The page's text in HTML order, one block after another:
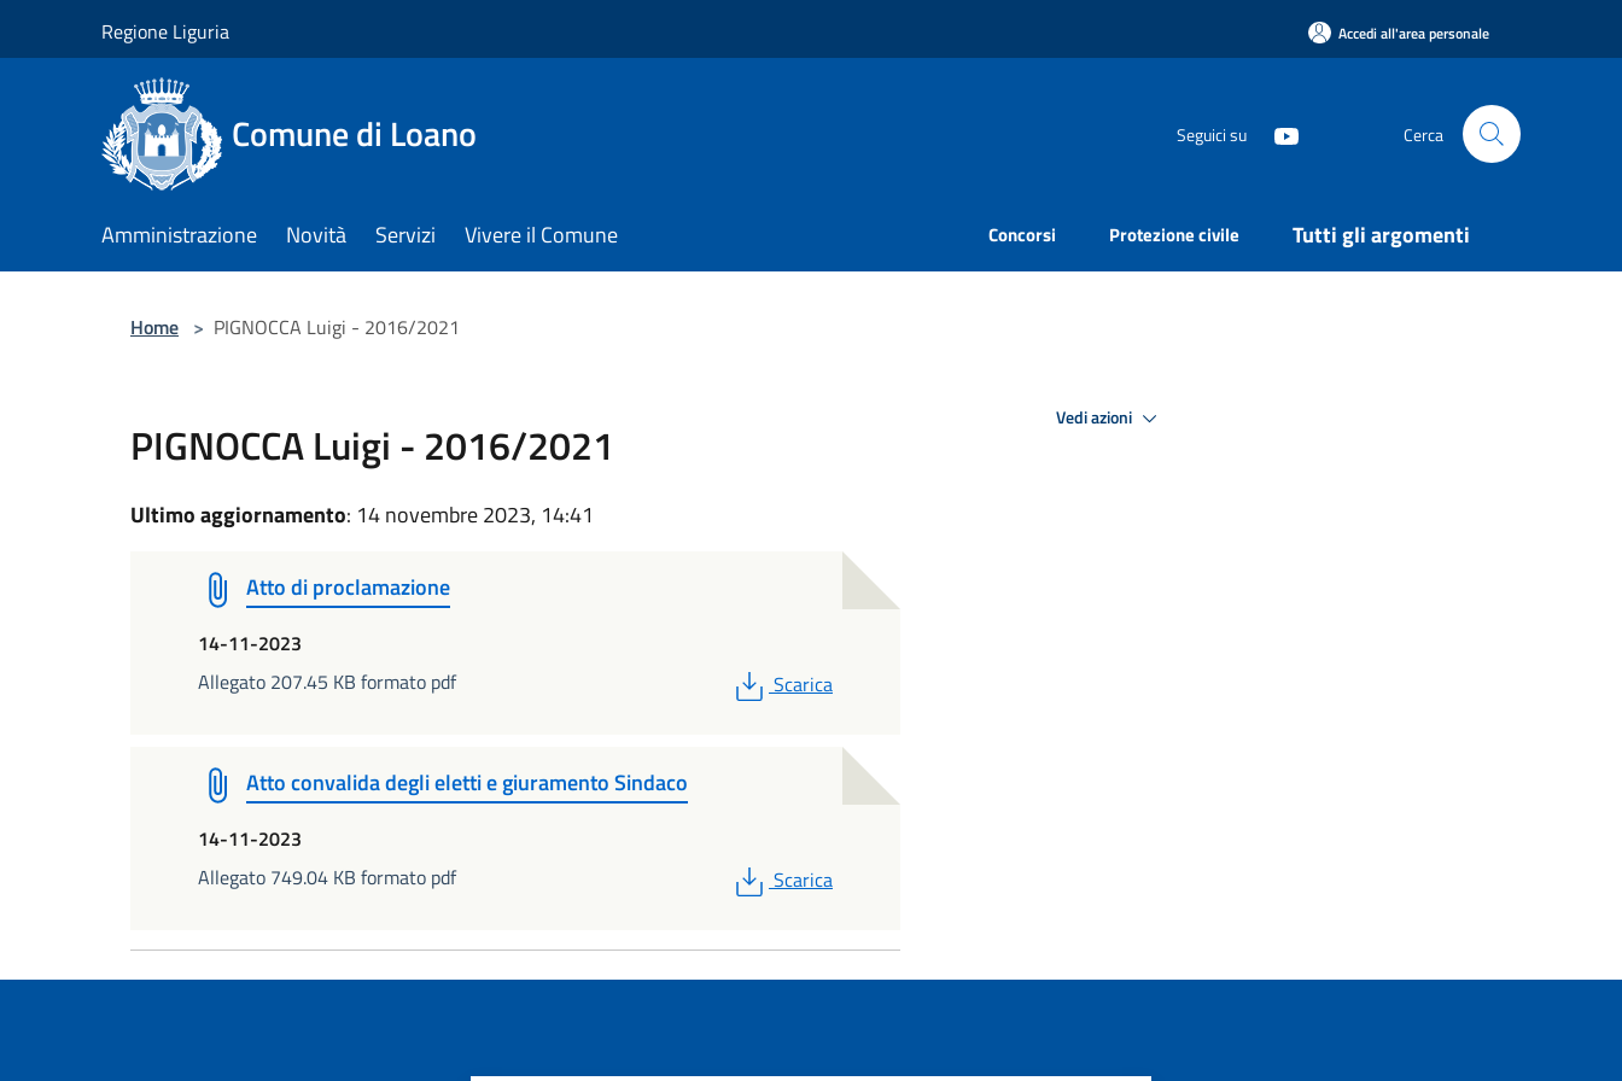
Regione Liguria Accedi all'area personale
Comune di Loano Seguici su Cerca
Amministrazione Novità Servizi Vivere il Comune Concorsi Protezione civile Tutti gli argomenti
Home > PIGNOCCA Luigi - 2016/2021
PIGNOCCA Luigi - 2016/2021
Ultimo aggiornamento: 14 novembre 2023, 14:41
Atto di proclamazione
14-11-2023
Allegato 207.45 KB formato pdf
PDF
Scarica
Atto convalida degli eletti e giuramento Sindaco
14-11-2023
Allegato 749.04 KB formato pdf
PDF
Scarica
Vedi azioni